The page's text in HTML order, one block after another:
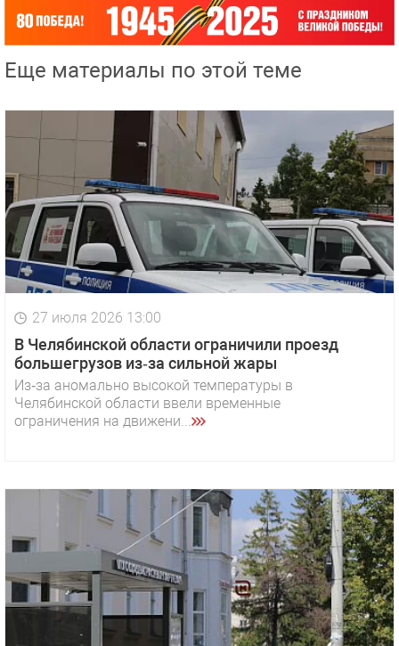
Еще материалы по этой теме
27 июля 2026 13:00
В Челябинской области ограничили проезд
большегрузов из‑за сильной жары
Из‑за аномально высокой температуры в
Челябинской области ввели временные
ограничения на движени...